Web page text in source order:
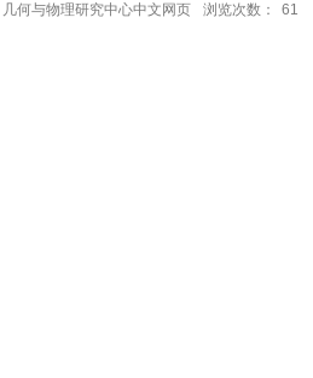
何与物理研究中心中文网页 浏览次数： 61